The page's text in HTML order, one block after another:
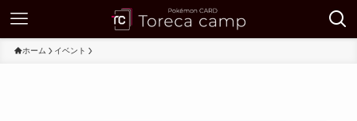
ホーム イベント